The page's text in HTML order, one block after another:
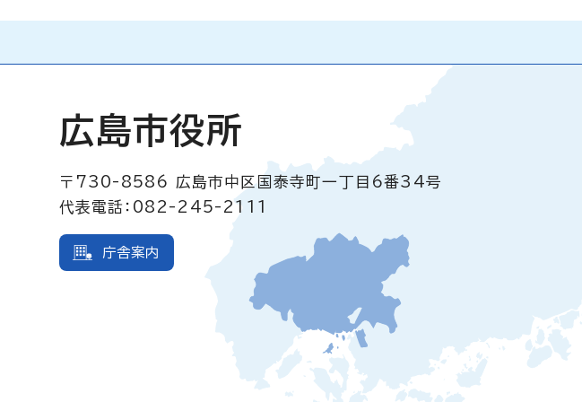
広島市役所
〒730-8586
広島市中区国泰寺町一丁目6番34号
代表電話：082-245-2111
庁舎案内